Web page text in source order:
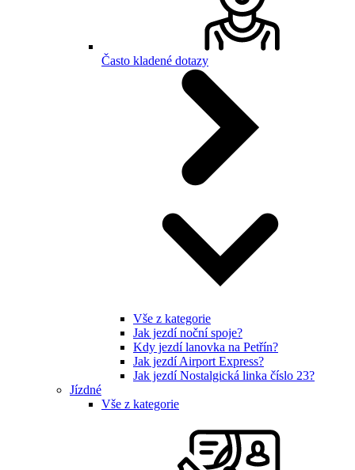
Často kladené dotazy
Vše z kategorie
Jak jezdí noční spoje?
Kdy jezdí lanovka na Petřín?
Jak jezdí Airport Express?
Jak jezdí Nostalgická linka číslo 23?
Jízdné
Vše z kategorie